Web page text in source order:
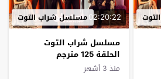
02:20:22مسلسل شراب التوت
مسلسل شراب التوت
الحلقة 125 مترجم
منذ 3 أشهر